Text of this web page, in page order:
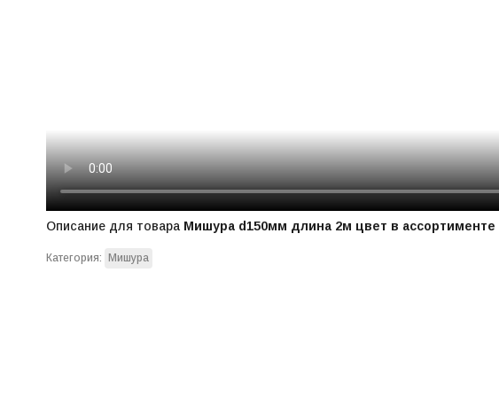
Описание для товара Мишура d150мм длина 2м цвет в ассортименте
Категория: Мишура